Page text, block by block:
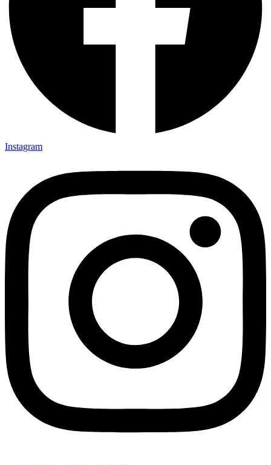
Instagram